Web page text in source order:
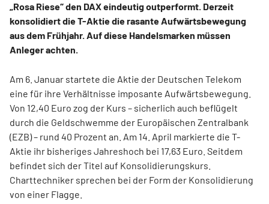
„Rosa Riese“ den DAX eindeutig outperformt. Derzeit
konsolidiert die T-Aktie die rasante Aufwärtsbewegung
aus dem Frühjahr. Auf diese Handelsmarken müssen
Anleger achten.
Am 6. Januar startete die Aktie der Deutschen Telekom
eine für ihre Verhältnisse imposante Aufwärtsbewegung.
Von 12,40 Euro zog der Kurs – sicherlich auch beflügelt
durch die Geldschwemme der Europäischen Zentralbank
(EZB) – rund 40 Prozent an. Am 14. April markierte die T-
Aktie ihr bisheriges Jahreshoch bei 17,63 Euro. Seitdem
befindet sich der Titel auf Konsolidierungskurs.
Charttechniker sprechen bei der Form der Konsolidierung
von einer Flagge.